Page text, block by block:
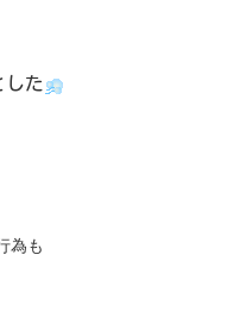
した
為も